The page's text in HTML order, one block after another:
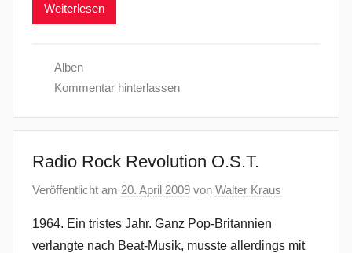
Weiterlesen
Alben
Kommentar hinterlassen
Radio Rock Revolution O.S.T.
Veröffentlicht am 20. April 2009 von Walter Kraus
1964. Ein tristes Jahr. Ganz Pop-Britannien
verlangte nach Beat-Musik, musste allerdings mit